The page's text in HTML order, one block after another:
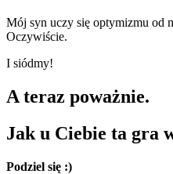
Mój syn uczy się optymizmu od
Oczywiście.
I siódmy!
A teraz poważnie.
Jak u Ciebie ta gra
Podziel się :)